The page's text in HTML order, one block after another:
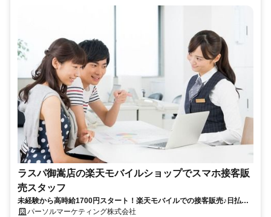
ラスパ御嵩店の楽天モバイルショップでスマホ接客販
売スタッフ
未経験から高時給1700円スタート！楽天モバイルでの接客販売♪日払い
OK＆車通勤可能◎充実研修で安心スタート！人気キャリアで安定して長
パーソルマーケティング株式会社